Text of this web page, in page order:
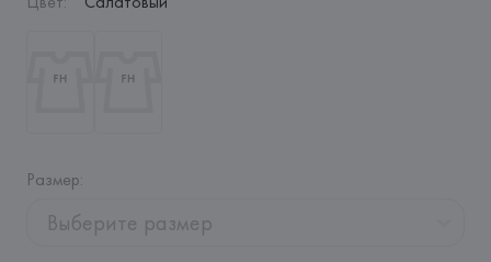
Размер:
Выберите размер